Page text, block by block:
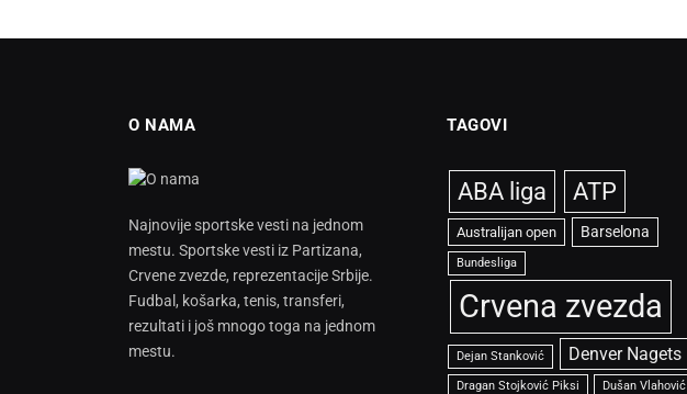
O NAMA
Najnovije sportske vesti na jednom
mestu. Sportske vesti iz Partizana,
Crvene zvezde, reprezentacije Srbije.
Fudbal, košarka, tenis, transferi,
rezultati i još mnogo toga na jednom
mestu.
TAGOVI
ABA liga ATP
Australijan open Barselona
Bundesliga
Crvena zvezda
Dejan Stanković Denver Nagets
Dragan Stojković Piksi Dušan Vlahović